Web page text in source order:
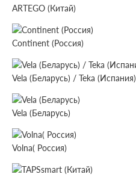
ARTEGO (Китай)
Continent (Россия)
Vela (Беларусь) / Teka (Испания)
Vela (Беларусь)
Volna( Россия)